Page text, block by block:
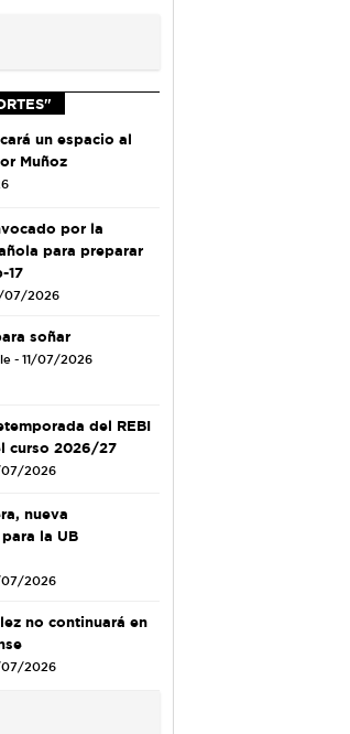
un espacio al
Muñoz
por la
para preparar
17
07/2026
soñar
- 11/07/2026
del REBI
curso 2026/27
07/2026
nueva
la UB
07/2026
no continuará en
07/2026